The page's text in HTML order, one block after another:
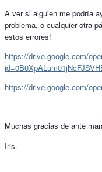
A ver si alguien me podría
problema, o cualquier otra
estos errores!
https://drive.google.com/
https://drive.google.com/
Muchas gracias de ante
Iris.